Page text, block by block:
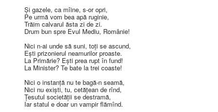
Şi gazele, ca mîine, s-or opri,
Pe urmă vom bea apă ruginie,
Trăim calvarul ăsta zi de zi.
Drum bun spre Evul Mediu, Românie!
Nici n-ai unde să suni, toţi se ascund,
Eşti prizonierul neamurilor proaste.
La Primărie? Eşti prea rupt în fund!
La Minister? Te bate la trei coaste!
Nici o instanţă nu te bagă-n seamă,
Nici nu exişti, tu, cetăţean de rînd,
Ţesutul societăţii se destramă,
Iar statul e doar un vampir flămînd.